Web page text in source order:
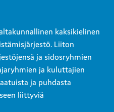
kaksikielinen
Liiton
ja sidosryhmien
ja kuluttajien
ja puhdasta
liittyviä